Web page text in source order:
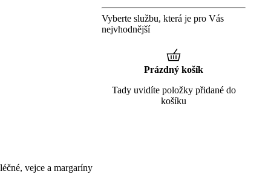
vejce a margaríny
Vyberte službu, která je pro Vás
nejvhodnější
Prázdný košík
Tady uvidíte položky přidané do
košíku